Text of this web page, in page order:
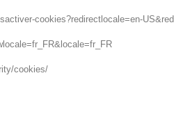
cookies?redirectlocale=en-
cookies/